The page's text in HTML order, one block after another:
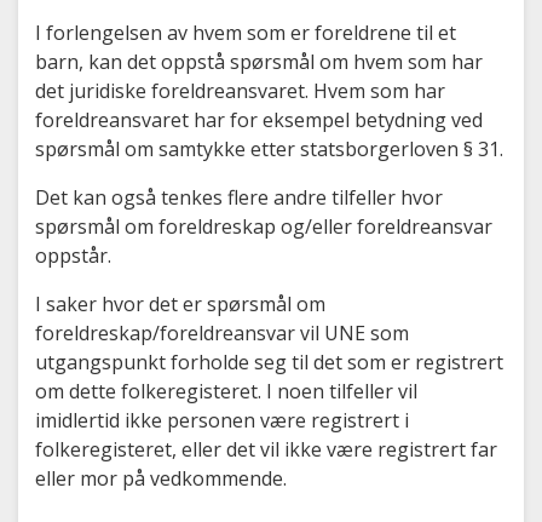
I forlengelsen av hvem som er foreldrene til et
barn, kan det oppstå spørsmål om hvem som har
det juridiske foreldreansvaret. Hvem som har
foreldreansvaret har for eksempel betydning ved
spørsmål om samtykke etter statsborgerloven § 31.
Det kan også tenkes flere andre tilfeller hvor
spørsmål om foreldreskap og/eller foreldreansvar
oppstår.
I saker hvor det er spørsmål om
foreldreskap/foreldreansvar vil UNE som
utgangspunkt forholde seg til det som er registrert
om dette folkeregisteret. I noen tilfeller vil
imidlertid ikke personen være registrert i
folkeregisteret, eller det vil ikke være registrert far
eller mor på vedkommende.